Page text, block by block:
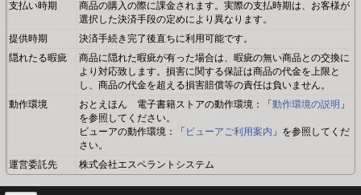
支払い時期
商品の購入の際に課金されます。実際の支払時期は、お客様が
選択した決済手段の定めにより異なります。
提供時期
決済手続き完了後直ちに利用可能です。
隠れたる暇疵
商品に隠れた暇疵が有った場合は、暇疵の無い商品との交換に
より対応致します。損害に関する保証は商品の代金を上限と
し、商品の代金を超える損害賠償等の責任は負いません。
動作環境
おとえほん 電子書籍ストアの動作環境：「 動作環境の説明 」
を参照してください。
ビューアの動作環境：「 ビューアご利用案内 」を参照してくだ
さい。
運営委託先
株式会社エスペラントシステム